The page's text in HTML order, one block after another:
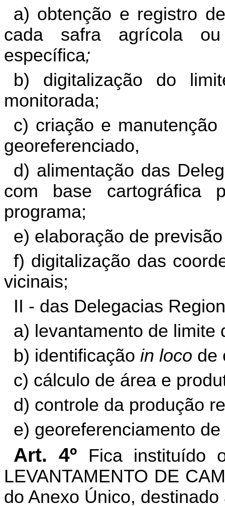
a) obtenção e registro
cada safra agrícola
específica;
b) digitalização do
monitorada;
c) criação e
georeferenciado,
d) alimentação das
com base cartográfica
programa;
e) elaboração de
f) digitalização das
vicinais;
II - das Delegacias
a) levantamento de limite
b) identificação in loco de
c) cálculo de área e
d) controle da produção
e) georeferenciamento de
Art. 4º
Fica instituído
LEVANTAMENTO DE
do Anexo Único,